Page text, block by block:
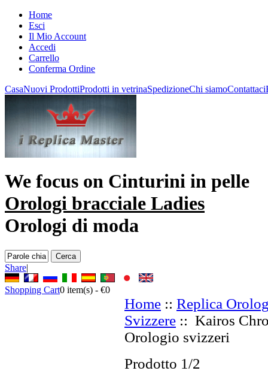
Home
Esci
Il Mio Account
Accedi
Carrello
Conferma Ordine
CasaNuovi ProdottiProdotti in vetrinaSpedizioneChi siamoContattaci
We focus on Cinturini in pelle
Orologi bracciale Ladies
Orologi di moda
Share|
Shopping Cart0 item(s) - €0
Home :: Replica
Svizzere :: Kairos
Orologio svizzeri
Prodotto 1/2